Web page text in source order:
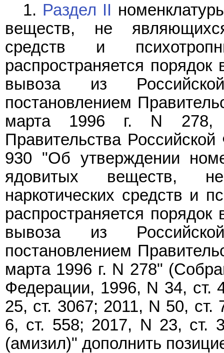
1. Раздел II
веществ, не
средств и
распространяется
вывоза из
постановлением
марта 1996 г. N 278,
Правительства
930 "Об утверждении
ядовитых веществ,
наркотических средств и
распространяется
вывоза из
постановлением
марта 1996 г. N 278"
Федерации, 1996, N 34, ст.
25, ст. 3067; 2011, N 50,
6, ст. 558; 2017, N 23, ст.
(амизил)" дополнить